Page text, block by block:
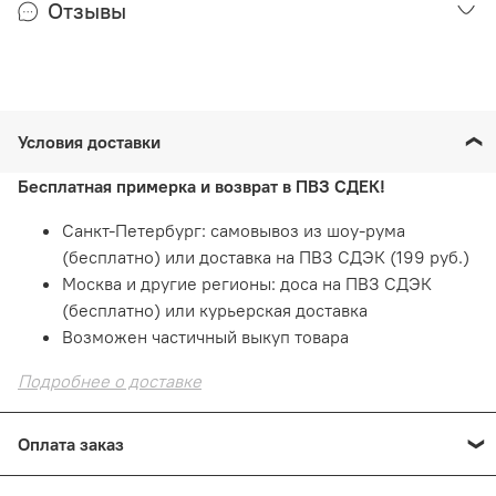
Отзывы
Условия доставки
Бесплатная примерка и возврат в ПВЗ СДЕК!
Санкт-Петербург: самовывоз из шоу-рума
(бесплатно) или доставка на ПВЗ СДЭК (199 руб.)
Москва и другие регионы: доса на ПВЗ СДЭК
(бесплатно) или курьерская доставка
Возможен частичный выкуп товара
Подробнее о доставке
Оплата заказ